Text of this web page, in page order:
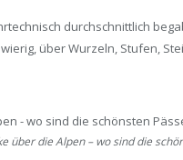
durchschnittlich
über Wurzeln, Stufen,
über die Alpen – wo sind die